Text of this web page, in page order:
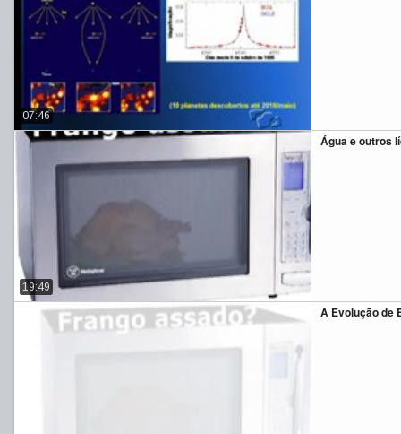
07:46
Água e outros
19:49
A Evolução de